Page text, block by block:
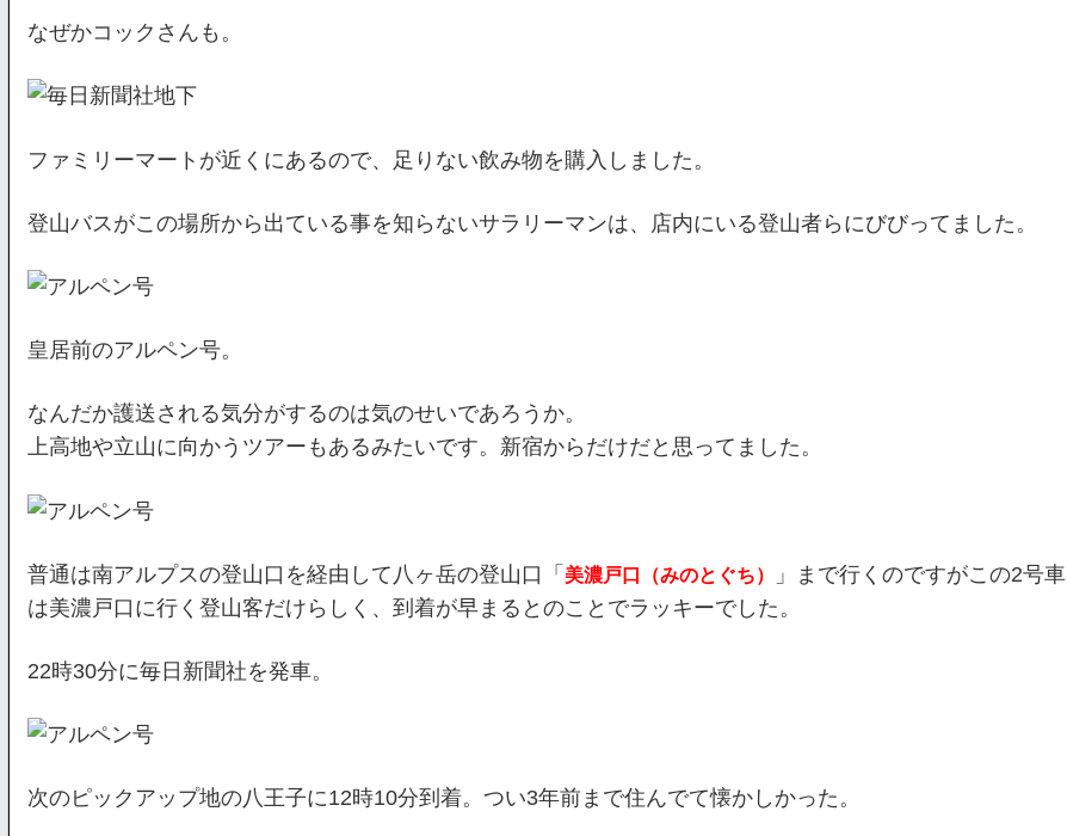
なぜかコックさんも。
ファミリーマートが近くにあるので、足りない飲み物を購入しました。
登山バスがこの場所から出ている事を知らないサラリーマンは、店内にいる登山者らにびびってました。
皇居前のアルペン号。
なんだか護送される気分がするのは気のせいであろうか。
上高地や立山に向かうツアーもあるみたいです。新宿からだけだと思ってました。
普通は南アルプスの登山口を経由して八ヶ岳の登山口「 美濃戸口（みのとぐち）
」まで行くのですがこの2号車
は美濃戸口に行く登山客だけらしく、到着が早まるとのことでラッキーでした。
22時30分に毎日新聞社を発車。
次のピックアップ地の八王子に12時10分到着。つい3年前まで住んでて懐かしかった。